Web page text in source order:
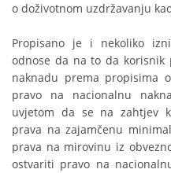
o doživotnom uzdržavanju
Propisano je i nekoliko
odnose da na to da korisnik
naknadu prema propisima
pravo na nacionalnu
uvjetom da se na zahtjev
prava na zajamčenu
prava na mirovinu iz
ostvariti pravo na